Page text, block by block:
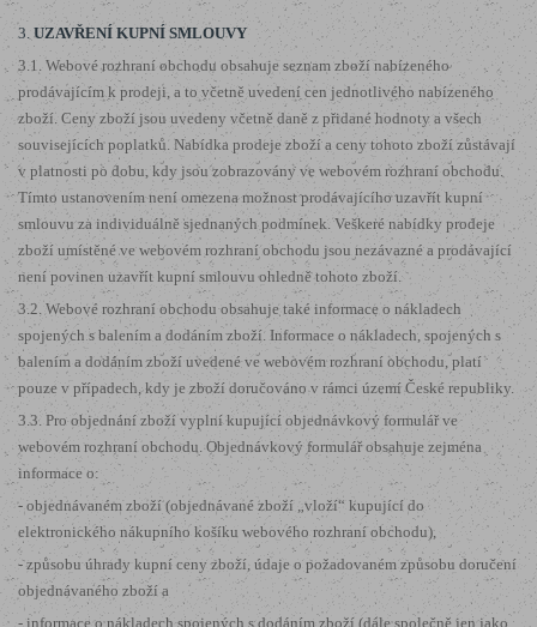
3. UZAVŘENÍ KUPNÍ SMLOUVY
3.1. Webové rozhraní obchodu obsahuje seznam zboží nabízeného
prodávajícím k prodeji, a to včetně uvedení cen jednotlivého nabízeného
zboží. Ceny zboží jsou uvedeny včetně daně z přidané hodnoty a všech
souvisejících poplatků. Nabídka prodeje zboží a ceny tohoto zboží zůstávají
v platnosti po dobu, kdy jsou zobrazovány ve webovém rozhraní obchodu.
Tímto ustanovením není omezena možnost prodávajícího uzavřít kupní
smlouvu za individuálně sjednaných podmínek. Veškeré nabídky prodeje
zboží umístěné ve webovém rozhraní obchodu jsou nezávazné a prodávající
není povinen uzavřít kupní smlouvu ohledně tohoto zboží.
3.2. Webové rozhraní obchodu obsahuje také informace o nákladech
spojených s balením a dodáním zboží. Informace o nákladech, spojených s
balením a dodáním zboží uvedené ve webovém rozhraní obchodu, platí
pouze v případech, kdy je zboží doručováno v rámci území České republiky.
3.3. Pro objednání zboží vyplní kupující objednávkový formulář ve
webovém rozhraní obchodu. Objednávkový formulář obsahuje zejména
informace o:
- objednávaném zboží (objednávané zboží „vloží“ kupující do
elektronického nákupního košíku webového rozhraní obchodu),
- způsobu úhrady kupní ceny zboží, údaje o požadovaném způsobu doručení
objednávaného zboží a
- informace o nákladech spojených s dodáním zboží (dále společně jen jako